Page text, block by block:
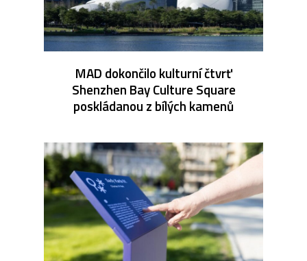
MAD dokončilo kulturní čtvrť
Shenzhen Bay Culture Square
poskládanou z bílých kamenů